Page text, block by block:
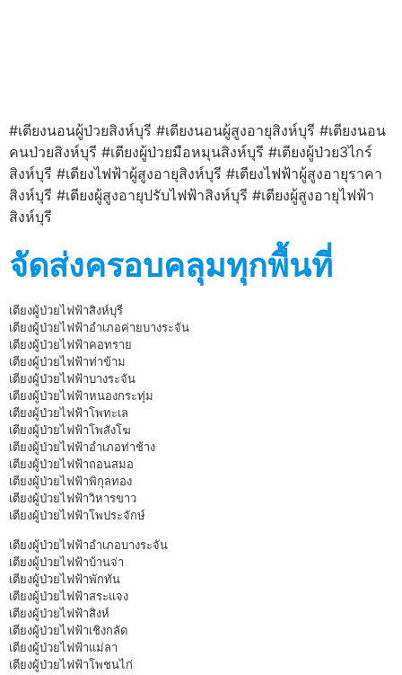
#เตียงนอนผู้ป่วยสิงห์บุรี #เตียงนอนผู้สูงอายุสิงห์บุรี #เตียงนอน
คนป่วยสิงห์บุรี #เตียงผู้ป่วยมือหมุนสิงห์บุรี #เตียงผู้ป่วย3ไกร์
สิงห์บุรี #เตียงไฟฟ้าผู้สูงอายุสิงห์บุรี #เตียงไฟฟ้าผู้สูงอายุราคา
สิงห์บุรี #เตียงผู้สูงอายุปรับไฟฟ้าสิงห์บุรี #เตียงผู้สูงอายุไฟฟ้า
สิงห์บุรี
จัดส่งครอบคลุมทุกพื้นที่
เตียงผู้ป่วยไฟฟ้าสิงห์บุรี
เตียงผู้ป่วยไฟฟ้าอำเภอค่ายบางระจัน
เตียงผู้ป่วยไฟฟ้าคอทราย
เตียงผู้ป่วยไฟฟ้าท่าข้าม
เตียงผู้ป่วยไฟฟ้าบางระจัน
เตียงผู้ป่วยไฟฟ้าหนองกระทุ่ม
เตียงผู้ป่วยไฟฟ้าโพทะเล
เตียงผู้ป่วยไฟฟ้าโพสังโฆ
เตียงผู้ป่วยไฟฟ้าอำเภอท่าช้าง
เตียงผู้ป่วยไฟฟ้าถอนสมอ
เตียงผู้ป่วยไฟฟ้าพิกุลทอง
เตียงผู้ป่วยไฟฟ้าวิหารขาว
เตียงผู้ป่วยไฟฟ้าโพประจักษ์
เตียงผู้ป่วยไฟฟ้าอำเภอบางระจัน
เตียงผู้ป่วยไฟฟ้าบ้านจ่า
เตียงผู้ป่วยไฟฟ้าพักทัน
เตียงผู้ป่วยไฟฟ้าสระแจง
เตียงผู้ป่วยไฟฟ้าสิงห์
เตียงผู้ป่วยไฟฟ้าเชิงกลัด
เตียงผู้ป่วยไฟฟ้าแม่ลา
เตียงผู้ป่วยไฟฟ้าโพชนไก่